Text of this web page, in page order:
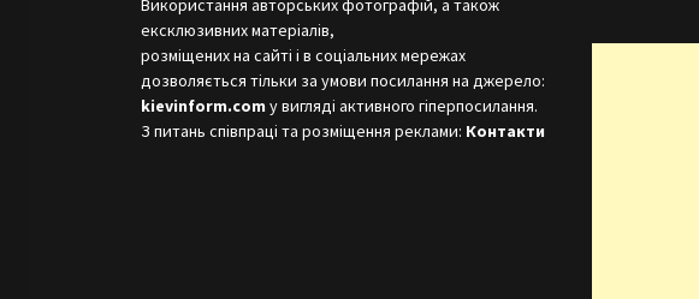
Використання авторських фотографій, а також
ексклюзивних матеріалів,
розміщених на сайті і в соціальних мережах
дозволяється тільки за умови посилання на джерело:
kievinform.com у вигляді активного гіперпосилання.
З питань співпраці та розміщення реклами: Контакти